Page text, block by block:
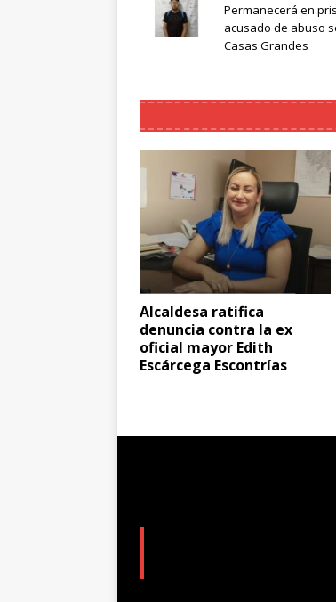
Permanecerá en
acusado de abuso
Casas Grandes
Alcaldesa ratifica
denuncia contra la ex
oficial mayor Edith
Escárcega Escontrías